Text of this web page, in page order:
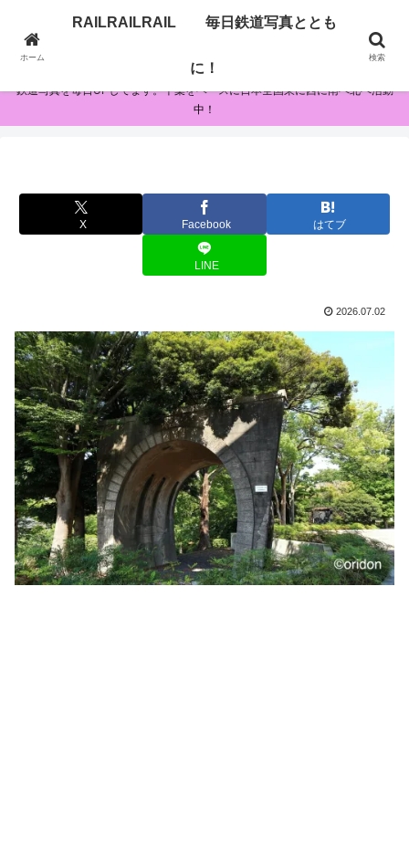
RAILRAILRAIL 毎日鉄道写真とともに！
鉄道写真を毎日UPしてます。千葉をベースに日本全国東に西に南へ北へ活動
中！
X Facebook はてブ
LINE
2026.07.02
ホーム
RAILRAILRAIL 毎日鉄道写真ととも
に！
検索